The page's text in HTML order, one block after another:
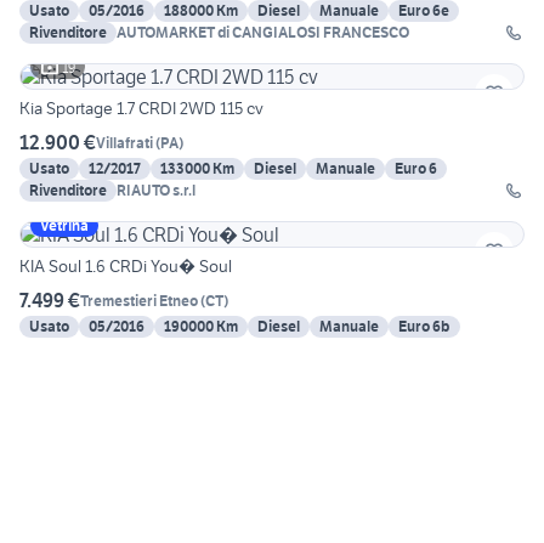
Usato
05/2016 188000 Km Diesel Manuale
Euro 6e
Rivenditore AUTOMARKET di CANGIALOSI FRANCESCO
19
Kia Sportage 1.7 CRDI 2WD 115 cv
12.900 €Villafrati(PA)
Usato
12/2017 133000 Km Diesel Manuale
Euro 6
Rivenditore RIAUTO s.r.l
Vetrina
KIA Soul 1.6 CRDi You� Soul
7.499 €Tremestieri Etneo(CT)
Usato
05/2016 190000 Km Diesel Manuale Euro 6b